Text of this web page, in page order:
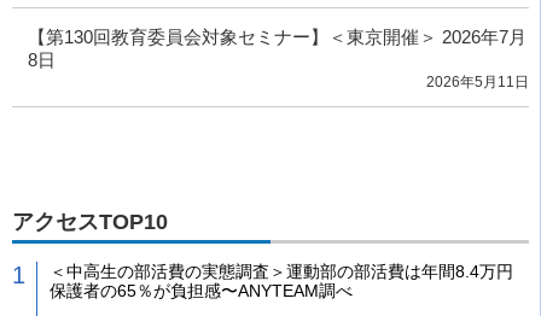
【第130回教育委員会対象セミナー】＜東京開催＞ 2026年7月
8日
2026年5月11日
アクセスTOP10
＜中高生の部活費の実態調査＞運動部の部活費は年間8.4万円
保護者の65％が負担感〜ANYTEAM調べ